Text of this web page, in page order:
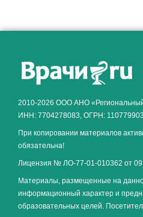
2010-2026 ООО АНО
ИНН: 7704278083, ОГРН:
При копировании материалов
обязательна!
Лицензия № ЛО-77-01-010362 от 09
Материалы, размещенные на
информационный характер и
образовательных целей.